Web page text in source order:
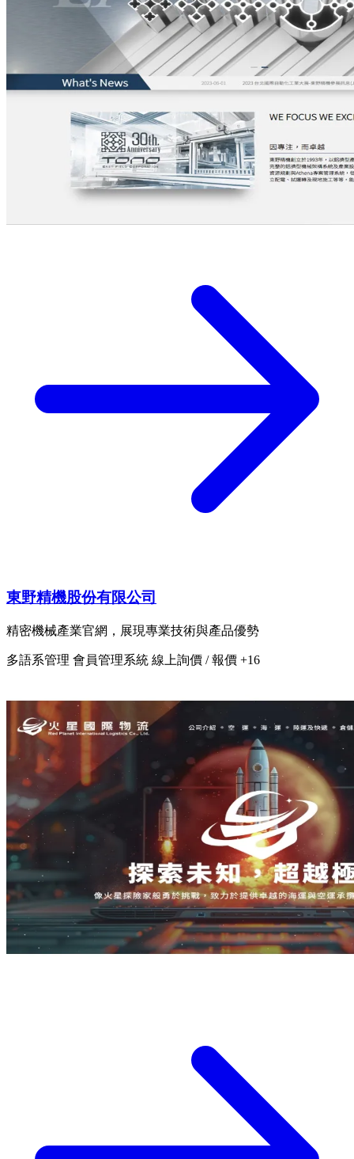
東野精機股份有限公司
精密機械產業官網，展現專業技術與產品優勢
多語系管理 會員管理系統 線上詢價 / 報價 +16